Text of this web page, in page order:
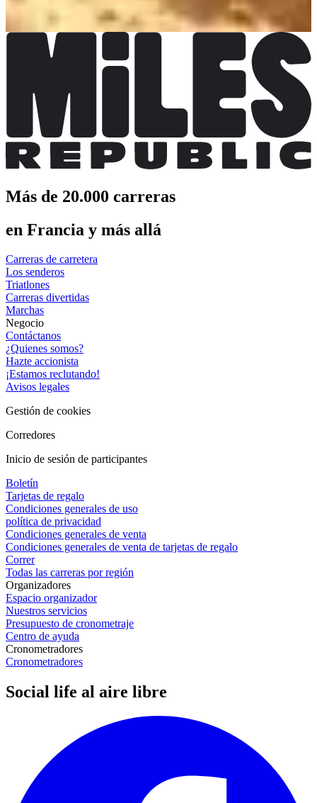
Más de 20.000 carreras
en Francia y más allá
Carreras de carretera
Los senderos
Triatlones
Carreras divertidas
Marchas
Negocio
Contáctanos
¿Quienes somos?
Hazte accionista
¡Estamos reclutando!
Avisos legales
Gestión de cookies
Corredores
Inicio de sesión de participantes
Boletín
Tarjetas de regalo
Condiciones generales de uso
política de privacidad
Condiciones generales de venta
Condiciones generales de venta de tarjetas de regalo
Correr
Todas las carreras por región
Organizadores
Espacio organizador
Nuestros servicios
Presupuesto de cronometraje
Centro de ayuda
Cronometradores
Cronometradores
Social life al aire libre